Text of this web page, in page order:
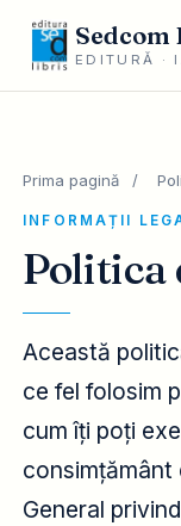
Sedcom
EDITURĂ ·
Prima pagină /
INFORMAȚII
Politica
Această
ce fel folosim
cum îți poți
consimțământ
General